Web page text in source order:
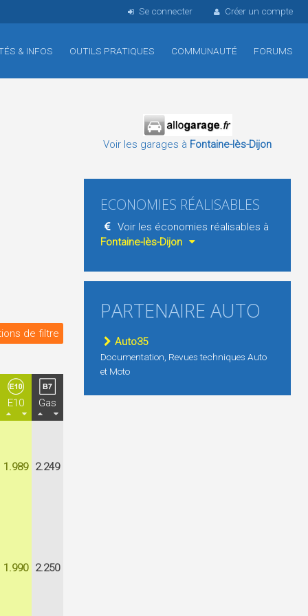
Se connecter Créer un compte
& INFOS OUTILS PRATIQUES COMMUNAUTÉ FORUMS
de filtre
E10
Gas
1.989 2.249
1.990 2.250
Voir les garages à Fontaine-lès-Dijon
ECONOMIES RÉALISABLES
Voir les économies réalisables à
Fontaine-lès-Dijon
PARTENAIRE AUTO
Auto35
Documentation, Revues techniques Auto
et Moto